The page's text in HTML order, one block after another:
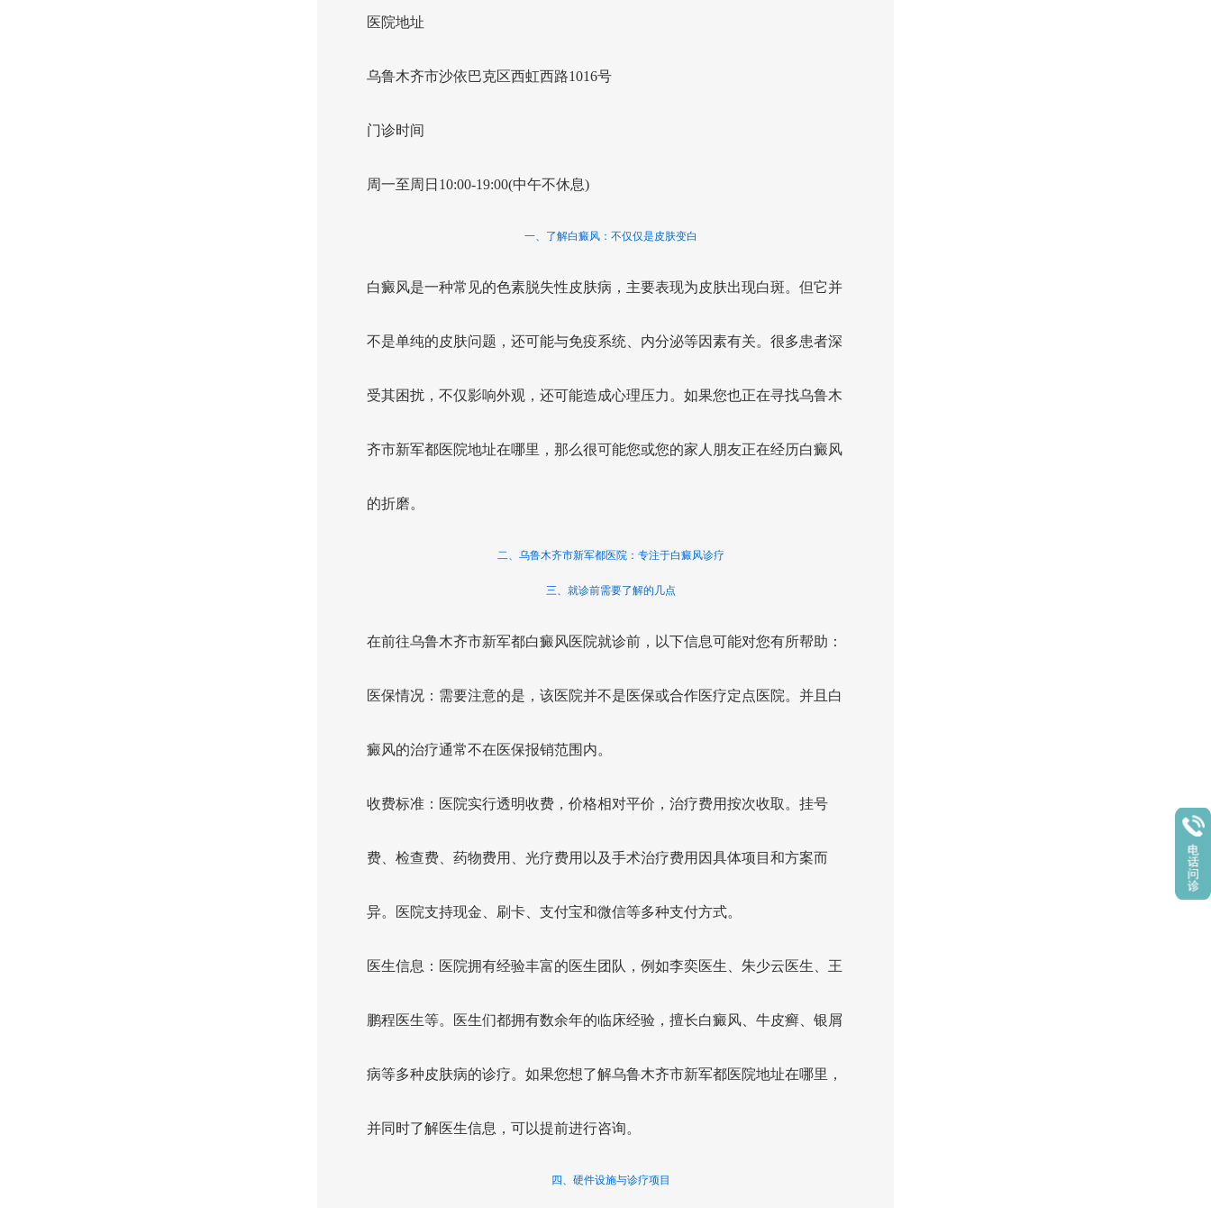
医院地址
乌鲁木齐市沙依巴克区西虹西路1016号
门诊时间
周一至周日10:00-19:00(中午不休息)
一、了解白癜风：不仅仅是皮肤变白
白癜风是一种常见的色素脱失性皮肤病，主要表现为皮肤出现白斑。但它并
不是单纯的皮肤问题，还可能与免疫系统、内分泌等因素有关。很多患者深
受其困扰，不仅影响外观，还可能造成心理压力。如果您也正在寻找乌鲁木
齐市新军都医院地址在哪里，那么很可能您或您的家人朋友正在经历白癜风
的折磨。
二、乌鲁木齐市新军都医院：专注于白癜风诊疗
三、就诊前需要了解的几点
在前往乌鲁木齐市新军都白癜风医院就诊前，以下信息可能对您有所帮助：
医保情况：需要注意的是，该医院并不是医保或合作医疗定点医院。并且白
癜风的治疗通常不在医保报销范围内。
收费标准：医院实行透明收费，价格相对平价，治疗费用按次收取。挂号
费、检查费、药物费用、光疗费用以及手术治疗费用因具体项目和方案而
异。医院支持现金、刷卡、支付宝和微信等多种支付方式。
医生信息：医院拥有经验丰富的医生团队，例如李奕医生、朱少云医生、王
鹏程医生等。医生们都拥有数余年的临床经验，擅长白癜风、牛皮癣、银屑
病等多种皮肤病的诊疗。如果您想了解乌鲁木齐市新军都医院地址在哪里，
并同时了解医生信息，可以提前进行咨询。
四、硬件设施与诊疗项目